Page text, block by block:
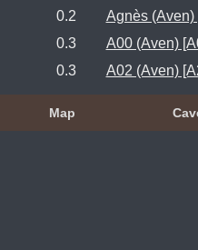
0.2
Agnès (Aven)
0.3
A00 (Aven)
0.3
A02 (Aven)
Map